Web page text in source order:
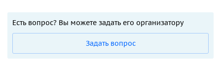
Есть вопрос? Вы можете задать его организатору
Задать вопрос